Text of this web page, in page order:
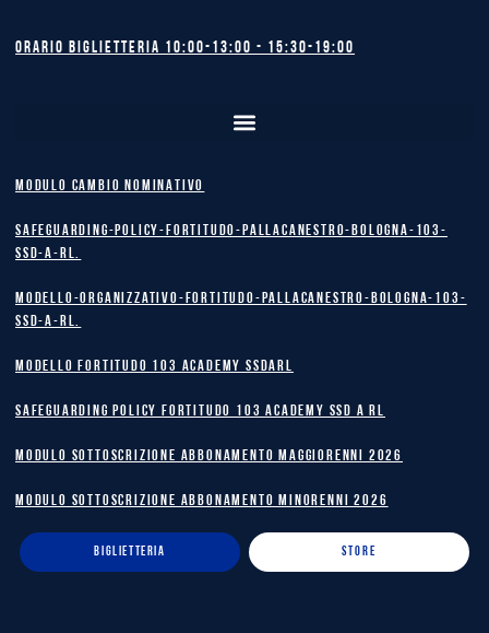
Orario biglietteria 10:00-13:00 - 15:30-19:00
MODULO CAMBIO NOMINATIVO
safeguarding-policy-Fortitudo-Pallacanestro-Bologna-103-
SSD-A-RL.
Modello-Organizzativo-Fortitudo-Pallacanestro-Bologna-103-
SSD-A-RL.
MODELLO FORTITUDO 103 ACADEMY SSDARL
safeguarding policy Fortitudo 103 Academy SSD A RL
MODULO SOTTOSCRIZIONE ABBONAMENTO MAGGIORENNI 2026
MODULO SOTTOSCRIZIONE ABBONAMENTO MINORENNI 2026
BIGLIETTERIA STORE